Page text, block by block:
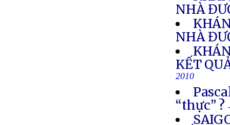
NHÀ
NHÀ
KẾT
2010
“thực” ?